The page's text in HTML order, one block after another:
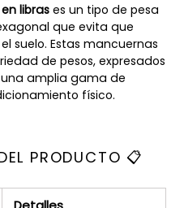
libras es un tipo de pesa
que evita que
suelo. Estas mancuernas
de pesos, expresados
una amplia gama de
físico.
PRODUCTO 📋